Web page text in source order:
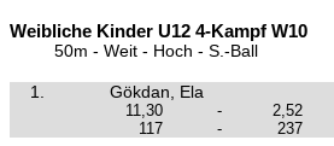
Weibliche Kinder U12 4-Kampf W10
50m - Weit - Hoch - S.-Ball
1. Gökdan, Ela
11,30 - 2,52
117
- 237